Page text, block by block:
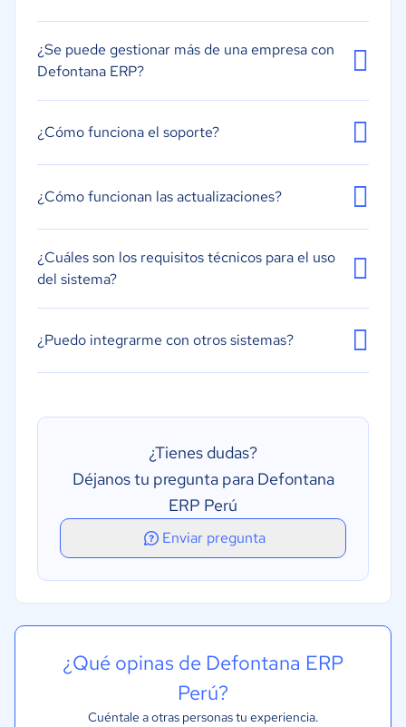
¿Se puede gestionar más de una empresa con
Defontana ERP?
¿Cómo funciona el soporte?
¿Cómo funcionan las actualizaciones?
¿Cuáles son los requisitos técnicos para el uso
del sistema?
¿Puedo integrarme con otros sistemas?
¿Tienes dudas?
Déjanos tu pregunta para Defontana
ERP Perú
Enviar pregunta
¿Qué opinas de Defontana ERP
Perú?
Cuéntale a otras personas tu experiencia.